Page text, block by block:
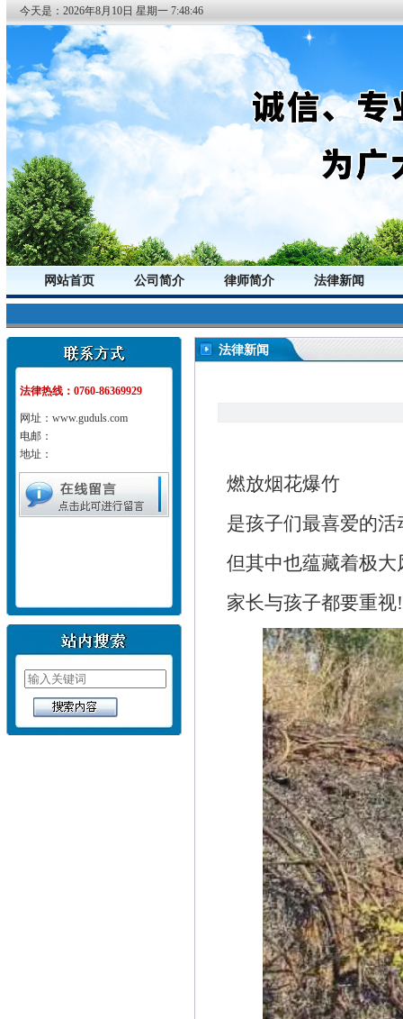
今天是： 2026年8月 10日 星期一 7:48:47
网站首页 公司简介 律师简介 法律新闻
法律热线：0760-86369929
网址：www.guduls.com
电邮：
地址：
法律新闻
燃放烟花爆竹
是孩子们最喜爱的活
但其中也蕴藏着极大
家长与孩子都要重视!